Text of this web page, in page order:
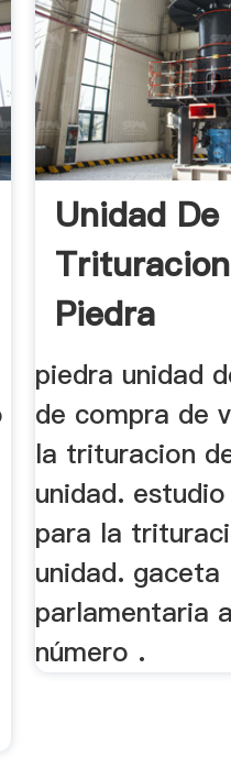
Unidad De
Piedra
piedra unidad
de compra de
la trituracion
unidad.
para la
unidad. gaceta
parlamentaria
número .